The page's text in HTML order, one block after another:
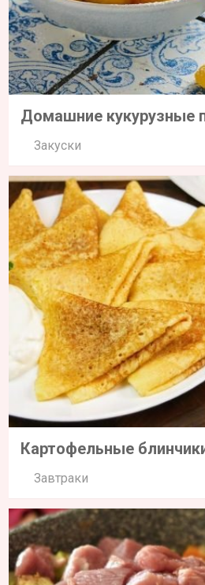
Домашние кукурузные
Закуски
Картофельные
Завтраки